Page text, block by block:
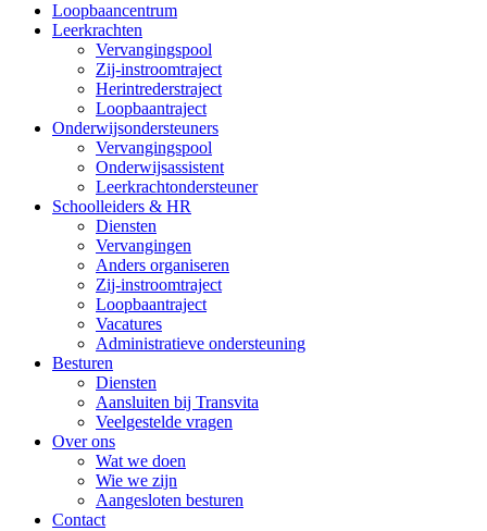
Loopbaancentrum
Leerkrachten
Vervangingspool
Zij-instroomtraject
Herintrederstraject
Loopbaantraject
Onderwijsondersteuners
Vervangingspool
Onderwijsassistent
Leerkrachtondersteuner
Schoolleiders & HR
Diensten
Vervangingen
Anders organiseren
Zij-instroomtraject
Loopbaantraject
Vacatures
Administratieve ondersteuning
Besturen
Diensten
Aansluiten bij Transvita
Veelgestelde vragen
Over ons
Wat we doen
Wie we zijn
Aangesloten besturen
Contact